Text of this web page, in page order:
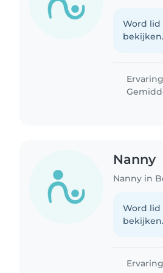
Word lid
bekijken.
Nanny
Nanny in
Word lid
bekijken.